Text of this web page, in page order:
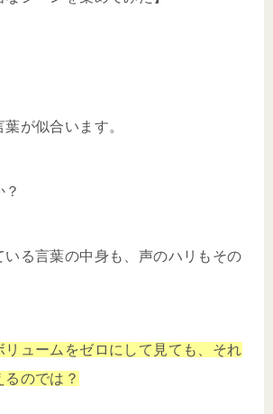
葉が似合います。
いる言葉の中身も、声のハリもその
リュームをゼロにして見ても、それ
のでは？